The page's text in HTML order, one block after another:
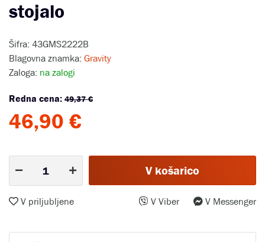
stojalo
Šifra: 43GMS2222B
Blagovna znamka: Gravity
Zaloga: na zalogi
Redna cena: 49,37 €
46,90 €
V košarico
V priljubljene V Viber V Messenger